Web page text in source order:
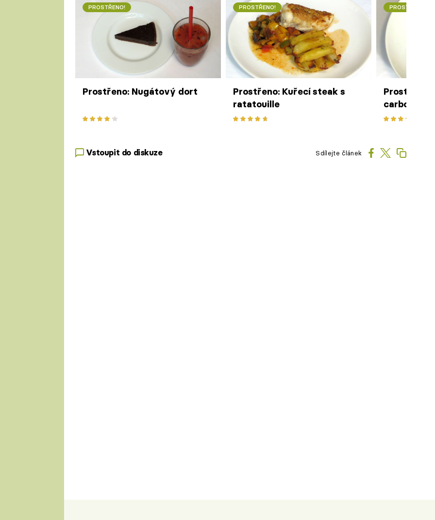
PROSTŘENO!
Prostřeno: Nugátový dort
PROSTŘENO!
Prostřeno: Kuřecí steak s
ratatouille
PROSTŘENO!
Prostřeno:
carbonara
Vstoupit do diskuze Sdílejte článek